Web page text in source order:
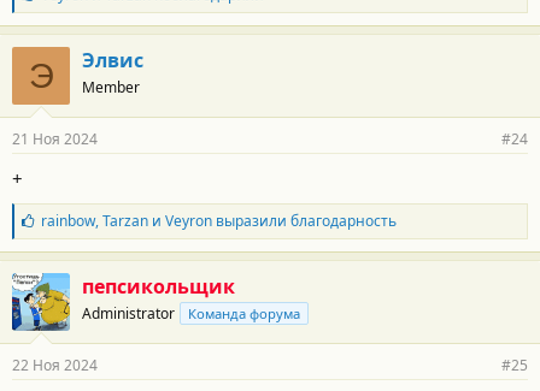
л
а
г
о
д
а
н
т
и
:
Э Элвис
Member
21 Ноя 2024 #24
+
Б
л
а
г
о
д
а
н
rainbow,Tarzanи Veyronвыразили благодарность
пепсикольщик
Administrator Команда форума
22 Ноя 2024 #25